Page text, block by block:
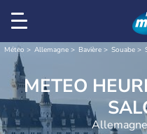
Météo Allemagne Bavière Souabe
METEO